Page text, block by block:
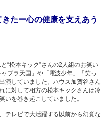
たー心の健康を支えあう
“松本キック”さんの2人組のお笑い
ブラ天国」や「電波少年」「笑っ
演していました。ハウス加賀谷さん
に対して相方の松本キックさんは冷
いを巻き起こしていました。
テレビで大活躍する以前から幻覚な